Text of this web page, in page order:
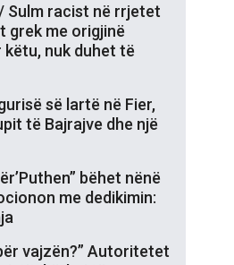
Sulm racist në rrjetet
grek me origjinë
nuk duhet të
së lartë në Fier,
të Bajrajve dhe një
bëhet nënë
me dedikimin:
vajzën?” Autoritetet